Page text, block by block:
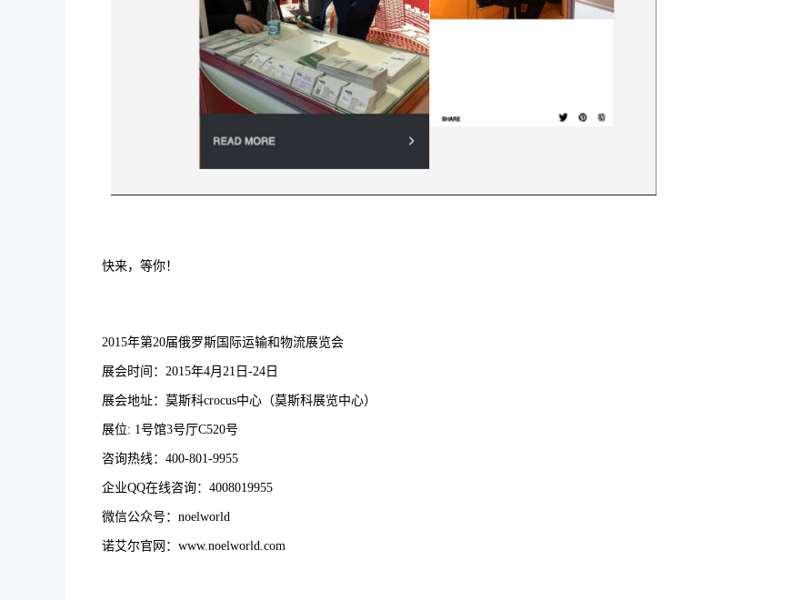
快来，等你！
2015年第20届俄罗斯国际运输和物流展览会
展会时间：2015年4月21日-24日
展会地址：莫斯科crocus中心（莫斯科展览中心）
展位: 1号馆3号厅C520号
咨询热线：400-801-9955
企业QQ在线咨询：4008019955
微信公众号：noelworld
诺艾尔官网：www.noelworld.com